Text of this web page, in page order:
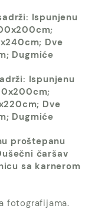
Ispunjenu
Dve
Dugmiće
Ispunjenu
Dve
Dugmiće
proštepanu
čaršav
sa karnerom
fotografijama.